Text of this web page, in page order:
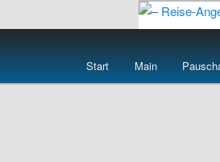
primären
–
Start Main